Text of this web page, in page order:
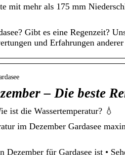
mit mehr als 175 mm
Gibt es eine Regenzeit?
und Erfahrungen
– Die beste
ist die Wassertemperatur? 💧
im Dezember Gardasee
Dezember für Gardasee ist •